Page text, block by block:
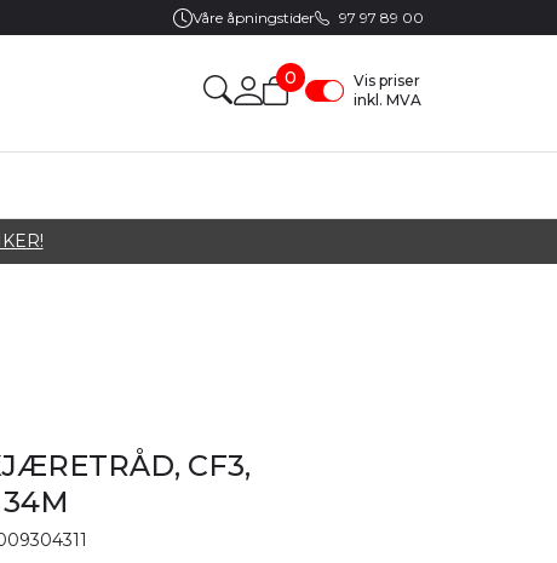
Våre åpningstider 97 97 89 00
0
Vis priser
inkl. MVA
CF3,